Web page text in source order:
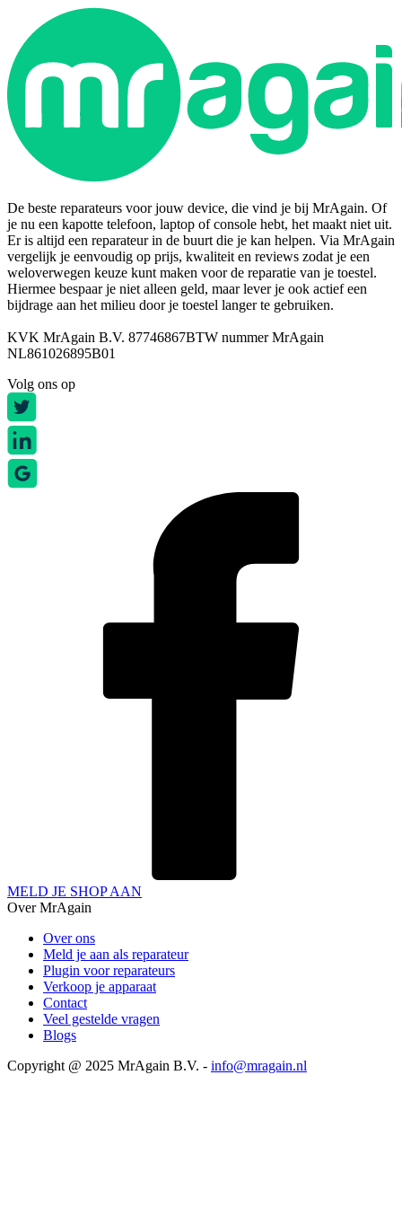
De beste reparateurs voor jouw device, die vind je bij MrAgain. Of
je nu een kapotte telefoon, laptop of console hebt, het maakt niet uit.
Er is altijd een reparateur in de buurt die je kan helpen. Via MrAgain
vergelijk je eenvoudig op prijs, kwaliteit en reviews zodat je een
weloverwegen keuze kunt maken voor de reparatie van je toestel.
Hiermee bespaar je niet alleen geld, maar lever je ook actief een
bijdrage aan het milieu door je toestel langer te gebruiken.
KVK MrAgain B.V. 87746867BTW nummer MrAgain
NL861026895B01
Volg ons op
MELD JE SHOP AAN
Over MrAgain
Over ons
Meld je aan als reparateur
Plugin voor reparateurs
Verkoop je apparaat
Contact
Veel gestelde vragen
Blogs
Copyright @ 2025 MrAgain B.V. - info@mragain.nl